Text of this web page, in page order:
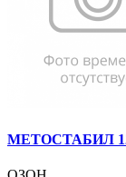
МЕТОСТАБИЛ